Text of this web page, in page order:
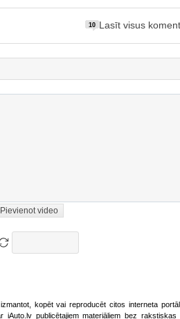
10 Lasīt visus
Pievienot video
kopēt vai reproducēt citos interneta
publicētajiem materiāliem bez rakstiskas